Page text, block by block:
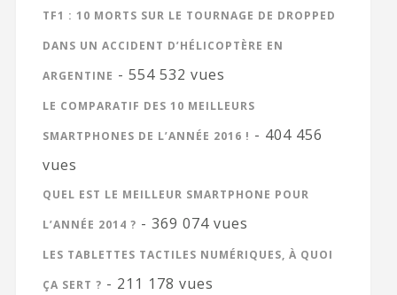
TF1 : 10 MORTS SUR LE TOURNAGE DE DROPPED
DANS UN ACCIDENT D’HÉLICOPTÈRE EN
ARGENTINE - 554 532 vues
LE COMPARATIF DES 10 MEILLEURS
SMARTPHONES DE L’ANNÉE 2016 ! - 404 456
vues
QUEL EST LE MEILLEUR SMARTPHONE POUR
L’ANNÉE 2014 ? - 369 074 vues
LES TABLETTES TACTILES NUMÉRIQUES, À QUOI
ÇA SERT ? - 211 178 vues